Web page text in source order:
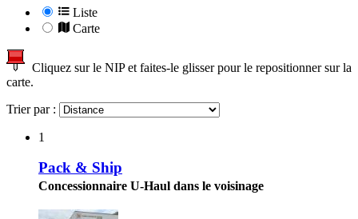
Liste
Carte
Cliquez sur le NIP et faites-le glisser pour le repositionner sur la
carte.
Trier par :
1
Pack & Ship
Concessionnaire U-Haul dans le voisinage